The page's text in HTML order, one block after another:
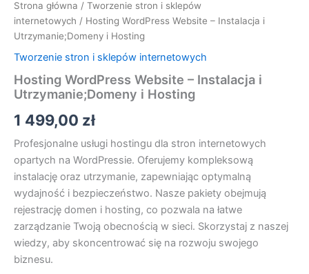
Strona główna / Tworzenie stron i sklepów
internetowych / Hosting WordPress Website – Instalacja i
Utrzymanie;Domeny i Hosting
Tworzenie stron i sklepów internetowych
Hosting WordPress Website – Instalacja i
Utrzymanie;Domeny i Hosting
1 499,00 zł
Profesjonalne usługi hostingu dla stron internetowych
opartych na WordPressie. Oferujemy kompleksową
instalację oraz utrzymanie, zapewniając optymalną
wydajność i bezpieczeństwo. Nasze pakiety obejmują
rejestrację domen i hosting, co pozwala na łatwe
zarządzanie Twoją obecnością w sieci. Skorzystaj z naszej
wiedzy, aby skoncentrować się na rozwoju swojego
biznesu.